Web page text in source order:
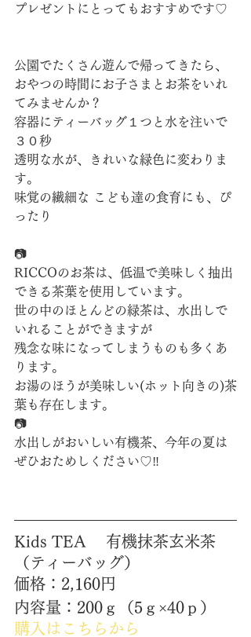
プレゼントにとってもおすすめです♡
公園でたくさん遊んで帰ってきたら、
おやつの時間にお子さまとお茶をいれ
てみませんか？
容器にティーバッグ１つと水を注いで
３０秒
透明な水が、きれいな緑色に変わりま
す。
味覚の繊細な こども達の食育にも、ぴ
ったり
📷
RICCOのお茶は、低温で美味しく抽出
できる茶葉を使用しています。
世の中のほとんどの緑茶は、水出しで
いれることができますが
残念な味になってしまうものも多くあ
ります。
お湯のほうが美味しい(ホット向きの)茶
葉も存在します。
📷
水出しがおいしい有機茶、今年の夏は
ぜひおためしください♡‼
Kids TEA 　有機抹茶玄米茶
（ティーバッグ）
価格：2,160円
内容量：200ｇ（5ｇ×40ｐ）
購入はこちらから